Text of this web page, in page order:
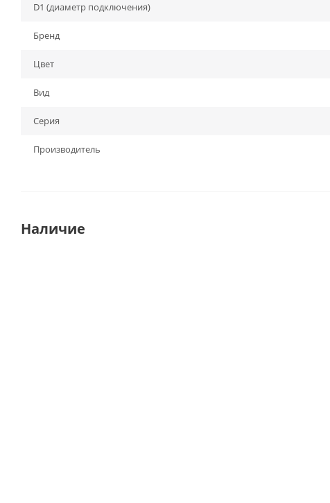
D1 (диаметр подключения)
Бренд
Цвет
Вид
Серия
Производитель
Наличие